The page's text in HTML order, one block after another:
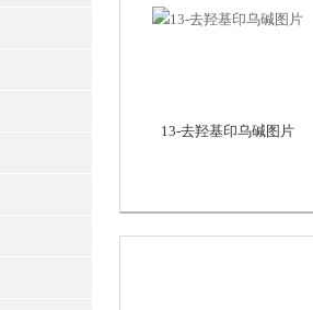
13-去羟基印乌碱图片